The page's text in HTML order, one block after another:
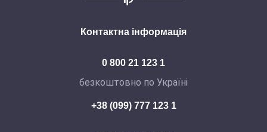
Контактна інформація
0 800 21 123 1
безкоштовно по Україні
+38 (099) 777 123 1